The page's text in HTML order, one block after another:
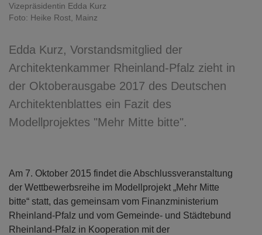
Vizepräsidentin Edda Kurz
Foto: Heike Rost, Mainz
Edda Kurz, Vorstandsmitglied der
Architektenkammer Rheinland-Pfalz zieht in
der Oktoberausgabe 2017 des Deutschen
Architektenblattes ein Fazit des
Modellprojektes "Mehr Mitte bitte".
Am 7. Oktober 2015 findet die Abschlussveranstaltung
der Wettbewerbsreihe im Modellprojekt „Mehr Mitte
bitte“ statt, das gemeinsam vom Finanzministerium
Rheinland-Pfalz und vom Gemeinde- und Städtebund
Rheinland-Pfalz in Kooperation mit der